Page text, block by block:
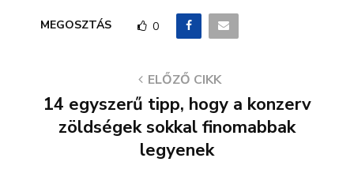
MEGOSZTÁS 0
ELŐZŐ CIKK
14 egyszerű tipp, hogy a konzerv
zöldségek sokkal finomabbak
legyenek